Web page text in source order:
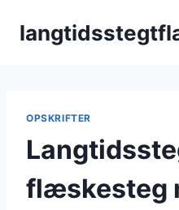
OPSKRIFTER
flæskesteg